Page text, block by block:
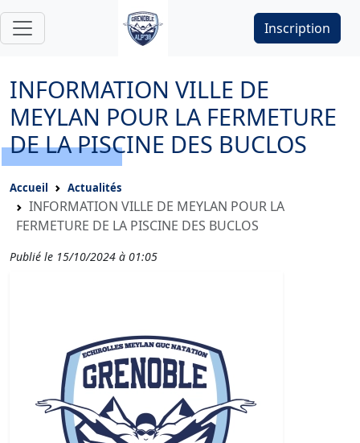
Inscription
INFORMATION VILLE DE
MEYLAN POUR LA FERMETURE
DE LA PISCINE DES BUCLOS
Accueil Actualités
INFORMATION VILLE DE MEYLAN POUR LA
FERMETURE DE LA PISCINE DES BUCLOS
Publié le 15/10/2024 à 01:05